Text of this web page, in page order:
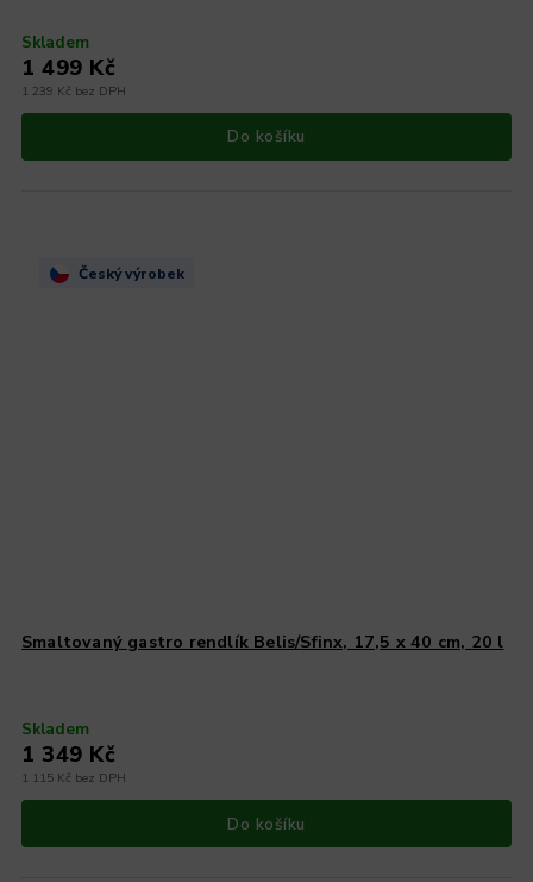
Skladem
1 239 Kč bez DPH
1 499 Kč
Do košíku
Český výrobek
Smaltovaný gastro rendlík Belis/Sfinx, 17,5 x 40 cm, 20 l
Skladem
1 115 Kč bez DPH
1 349 Kč
Do košíku